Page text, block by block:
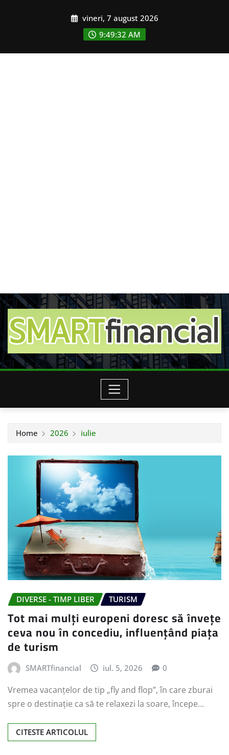
vineri, 7 august 2026
9:49:33 AM
Home 2026 iulie
DIVERSE - TIMP LIBER TURISM
Tot mai mulți europeni doresc să învețe
ceva nou în concediu, influențând piața
de turism
SMARTfinancial iul. 5, 2026 0
Vremea vacanțelor de tip „fly and flop”, în care zburai
spre o destinație ca să te relaxezi la soare, începe…
CITESTE ARTICOLUL